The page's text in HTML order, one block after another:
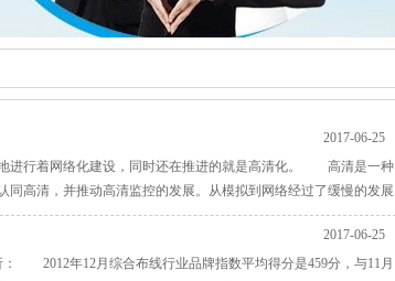
2017-06-25
进行着网络化建设，同时还在推进的就是高清化。 高清是一种
高清，并推动高清监控的发展。从模拟到网络经过了缓慢的发展
2017-06-25
2012年12月综合布线行业品牌指数平均得分是459分，与11月